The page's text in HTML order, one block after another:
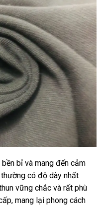
bền bỉ và mang đến cảm
có độ dày nhất
vững chắc và rất phù
mang lại phong cách